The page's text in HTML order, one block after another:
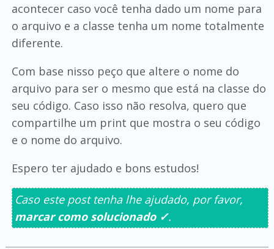
acontecer caso você tenha dado um nome para
o arquivo e a classe tenha um nome totalmente
diferente.
Com base nisso peço que altere o nome do
arquivo para ser o mesmo que está na classe do
seu código. Caso isso não resolva, quero que
compartilhe um print que mostra o seu código
e o nome do arquivo.
Espero ter ajudado e bons estudos!
Caso este post tenha lhe ajudado, por favor,
marcar como solucionado ✓.